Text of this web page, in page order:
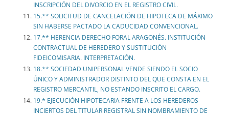
INSCRIPCIÓN DEL DIVORCIO EN EL REGISTRO CIVIL.
15.** SOLICITUD DE CANCELACIÓN DE HIPOTECA DE MÁXIMO
SIN HABERSE PACTADO LA CADUCIDAD CONVENCIONAL.
17.** HERENCIA DERECHO FORAL ARAGONÉS. INSTITUCIÓN
CONTRACTUAL DE HEREDERO Y SUSTITUCIÓN
FIDEICOMISARIA. INTERPRETACIÓN.
18.** SOCIEDAD UNIPERSONAL VENDE SIENDO EL SOCIO
ÚNICO Y ADMINISTRADOR DISTINTO DEL QUE CONSTA EN EL
REGISTRO MERCANTIL, NO ESTANDO INSCRITO EL CARGO.
19.* EJECUCIÓN HIPOTECARIA FRENTE A LOS HEREDEROS
INCIERTOS DEL TITULAR REGISTRAL SIN NOMBRAMIENTO DE